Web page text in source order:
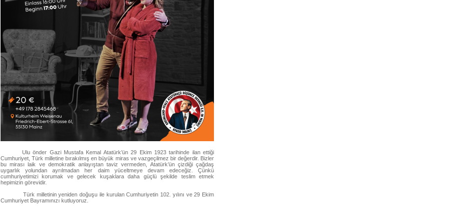
Ulu önder Gazi Mustafa Kemal Atatürk’ün 29 Ekim 1923 tarihinde ilan ettiği
Cumhuriyet, Türk milletine bırakılmış en büyük miras ve vazgeçilmez bir değerdir. Bizler
bu mirası laik ve demokratik anlayıştan taviz vermeden, Atatürk’ün çizdiği çağdaş
uygarlık yolundan ayrılmadan her daim yüceltmeye devam edeceğiz. Çünkü
cumhuriyetimizi korumak ve gelecek kuşaklara daha güçlü şekilde teslim etmek
hepimizin görevidir.
Türk milletinin yeniden doğuşu ile kurulan Cumhuriyetin 102. yılını ve 29 Ekim
Cumhuriyet Bayramınızı kutluyoruz.